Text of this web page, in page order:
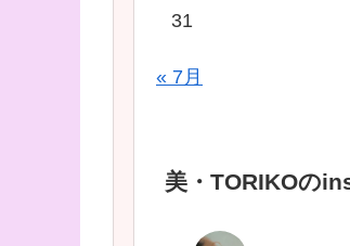
31
« 7月
美・TORIKOの